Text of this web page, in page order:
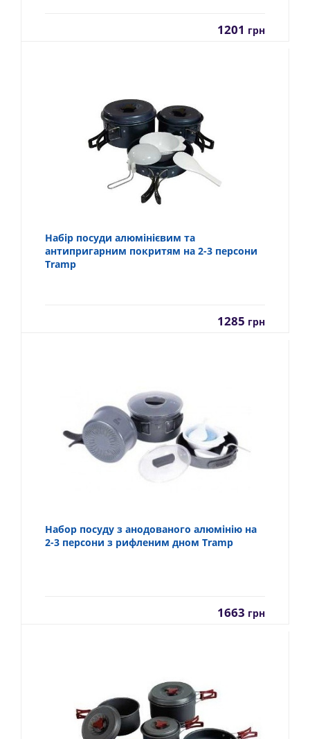
1201 грн
Набір посуди алюмінієвим та
антипригарним покритям на 2-3 персони
Tramp
1285 грн
Набор посуду з анодованого алюмінію на
2-3 персони з рифленим дном Tramp
1663 грн